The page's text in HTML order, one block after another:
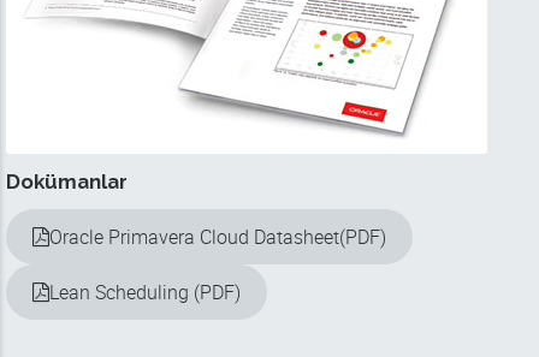
Dokümanlar
Oracle Primavera Cloud Datasheet(PDF)
Lean Scheduling (PDF)